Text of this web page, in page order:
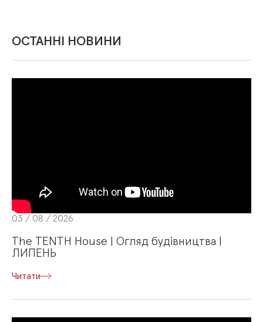
ОСТАННІ НОВИНИ
03 / 08 / 2026
The TENTH House | Огляд будівництва |
ЛИПЕНЬ
Читати